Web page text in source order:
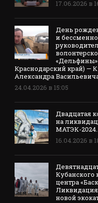
17.06.2026 в
День
и
«Дельфины»
Краснодарский край) —
Александра
24.04.2026 в 15:05
Двадцатая
на
МАТЭК-2024.
16.04.2026 в
Кубанского
центра
Ликвидация
новой